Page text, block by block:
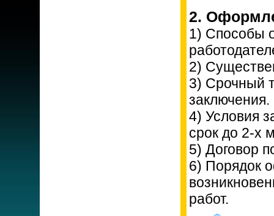
2.
1) Способы
2)
3) Срочный
заключения.
4) Условия
срок до 2-х
5) Договор
6) Порядок
работ.